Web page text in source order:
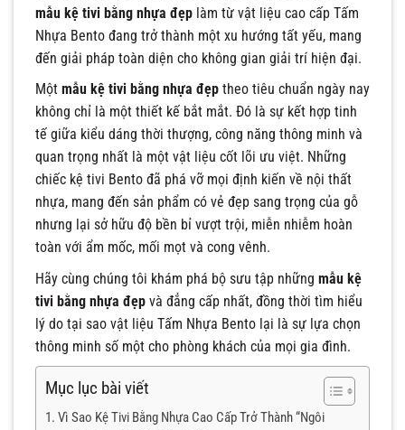
mẫu kệ tivi bằng nhựa đẹp làm từ vật liệu cao cấp Tấm
Nhựa Bento đang trở thành một xu hướng tất yếu, mang
đến giải pháp toàn diện cho không gian giải trí hiện đại.
Một mẫu kệ tivi bằng nhựa đẹp theo tiêu chuẩn ngày nay
không chỉ là một thiết kế bắt mắt. Đó là sự kết hợp tinh
tế giữa kiểu dáng thời thượng, công năng thông minh và
quan trọng nhất là một vật liệu cốt lõi ưu việt. Những
chiếc kệ tivi Bento đã phá vỡ mọi định kiến về nội thất
nhựa, mang đến sản phẩm có vẻ đẹp sang trọng của gỗ
nhưng lại sở hữu độ bền bỉ vượt trội, miễn nhiễm hoàn
toàn với ẩm mốc, mối mọt và cong vênh.
Hãy cùng chúng tôi khám phá bộ sưu tập những mẫu kệ
tivi bằng nhựa đẹp và đẳng cấp nhất, đồng thời tìm hiểu
lý do tại sao vật liệu Tấm Nhựa Bento lại là sự lựa chọn
thông minh số một cho phòng khách của mọi gia đình.
Mục lục bài viết
Vì Sao Kệ Tivi Bằng Nhựa Cao Cấp Trở Thành “Ngôi